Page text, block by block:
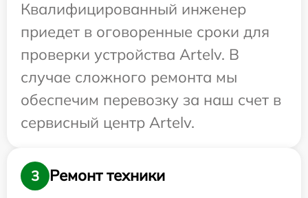
Квалифицированный инженер
приедет в оговоренные сроки для
проверки устройства Artelv. В
случае сложного ремонта мы
обеспечим перевозку за наш счет в
сервисный центр Artelv.
3
Ремонт техники